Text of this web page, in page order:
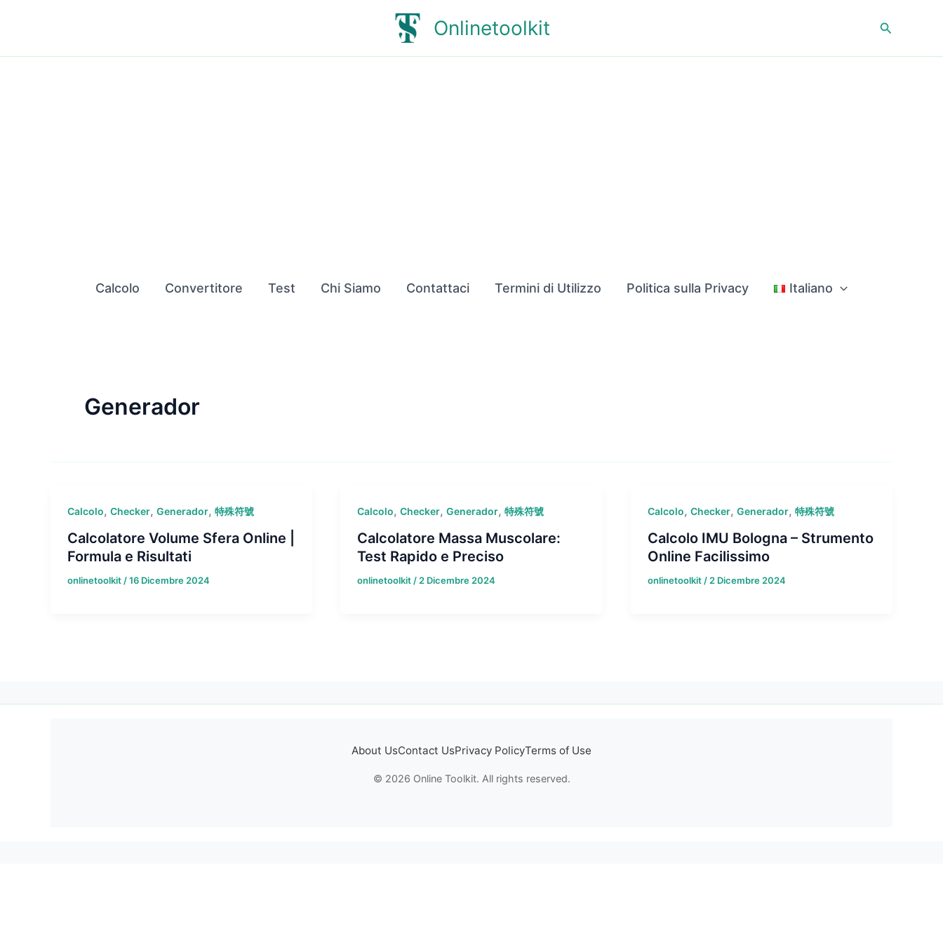
Onlinetoolkit Cerca
Calcolo Convertitore Test Chi Siamo Contattaci Termini di Utilizzo Politica sulla Privacy Italiano
Generador
Calcolo, Checker, Generador, 特殊符號
Calcolatore Volume Sfera Online |
Formula e Risultati
onlinetoolkit /16 Dicembre 2024
Calcolo,Checker,Generador,特殊符號
Calcolatore Massa Muscolare:
Test Rapido e Preciso
onlinetoolkit / 2 Dicembre 2024
Calcolo, Checker, Generador, 特殊符號
Calcolo IMU Bologna – Strumento
Online Facilissimo
onlinetoolkit / 2 Dicembre 2024
About UsContact UsPrivacy PolicyTerms of Use
© 2026 Online Toolkit. All rights reserved.